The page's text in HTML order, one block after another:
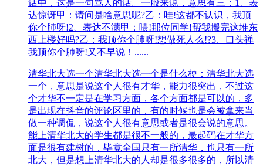
话中，这是一句骂人的话。一般来说，意思有三：1、表
达惊讶甲：请问是啥意思呢?乙：哇!这都不认识，我顶
你个肺呀!2、表达不满甲：喂!那位同学!帮我搬完这堆东
西上楼好吗?乙：我顶你个肺呀!想做死人么!?3、口头禅
我顶你个肺呀!又不早说！......
清华北大选一个清华北大选一个是什么梗：清华北大选
一个，意思是说这个人很有才华，能力很突出，不过这
个才华不一定是在学习方面，各个方面都是可以的，多
是出现在抖音的评论区里的，有的时候也是会被拿来当
做一种调侃，说这个人很有意思或者是很会说的意思。
能上清华北大的学生都是很不一般的，最起码在才华方
面是很有建树的，毕竟全国只有一所清华，也只有一所
北大，但是想上清华北大的人却是很多很多的，所以清